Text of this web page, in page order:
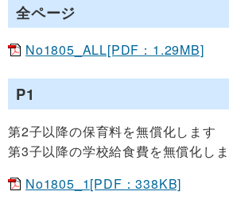
全ページ
No1805_ALL[PDF：1.29MB]
P1
第2子以降の保育料を無償化します
第3子以降の学校給食費を無償化し
No1805_1[PDF：338KB]